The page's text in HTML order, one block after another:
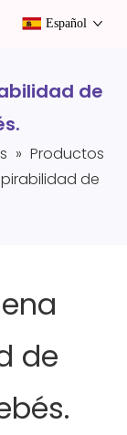
Español
de
» Productos
de
de